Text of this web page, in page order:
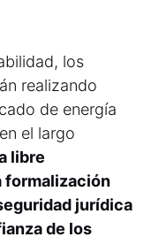
los
realizando
de energía
el largo
libre
formalización
jurídica
de los